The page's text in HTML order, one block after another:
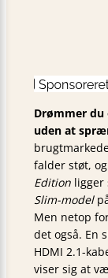
Drømmer du
uden at
falder støt,
Edition ligger
Slim-model
Men netop
det også. En
HDMI 2.1-
viser sig at